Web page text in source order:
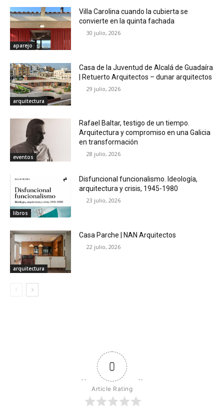
aparejo
Villa Carolina cuando la cubierta se
convierte en la quinta fachada
30 julio, 2026
arquitectura
Casa de la Juventud de Alcalá de Guadaíra
| Retuerto Arquitectos – dunar arquitectos
29 julio, 2026
eventos
Rafael Baltar, testigo de un tiempo.
Arquitectura y compromiso en una Galicia
en transformación
28 julio, 2026
libros
Disfuncional funcionalismo. Ideología,
arquitectura y crisis, 1945-1980
23 julio, 2026
arquitectura
Casa Parche | NAN Arquitectos
22 julio, 2026
0
Article Rating